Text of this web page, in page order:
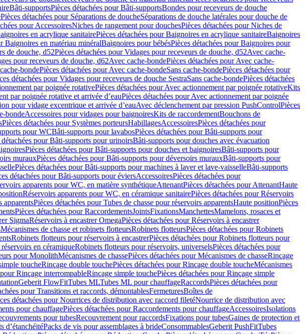
Bâti-supportsPièces détachées pour Bâti-supportsBondes pour receveurs de douche
Pièces détachées pour Séparations de doucheSéparations de douche latérales pour douche de
pour AccessoiresNiches de rangement pour douchesPièces détachées pour Niches de
en acrylique sanitairePièces détachées pour Baignoires en acrylique sanitaireBaignoires
Baignoires en matériau minéralBaignoires pour bébésPièces détachées pour Baignoires pour
de douche, d52Pièces détachées pour Vidages pour receveurs de douche, d52Avec cache-
pour receveurs de douche, d62Avec cache-bondePièces détachées pour Avec cache-
bondePièces détachées pour Avec cache-bondeSans cache-bondePièces détachées pour
détachées pour Vidages pour receveurs de douche SestraSans cache-bondePièces détachées
par poignée rotativePièces détachées pour Avec actionnement par poignée rotativeKits
par poignée rotative et arrivée d’eauPièces détachées pour Avec actionnement par poignée
pour vidage excentrique et arrivée d’eauAvec déclenchement par pression PushControlPièces
bondeAccessoires pour vidages pour baignoiresKits de raccordementBouchons de
Pièces détachées pour Systèmes porteursHabillagesAccessoiresPièces détachées pour
pour WCBâti-supports pour lavabosPièces détachées pour Bâti-supports pour
détachées pour Bâti-supports pour urinoirsBâti-supports pour douches avec évacuation
Pièces détachées pour Bâti-supports pour douches et baignoiresBâti-supports pour
murauxPièces détachées pour Bâti-supports pour déversoirs murauxBâti-supports pour
Pièces détachées pour Bâti-supports pour machines à laver et lave-vaisselleBâti-supports
détachées pour Bâti-supports pour éviersAccessoiresPièces détachées pour
apparents pour WC, en matière synthétiqueAttenantPièces détachées pour AttenantHaute
Réservoirs apparents pour WC, en céramique sanitairePièces détachées pour Réservoirs
apparentsPièces détachées pour Tubes de chasse pour réservoirs apparentsHaute positionPièces
Pièces détachées pour RaccordementsJointsFixationsManchettesMamelons, rosaces et
SigmaRéservoirs à encastrer OmegaPièces détachées pour Réservoirs à encastrer
Mécanismes de chasse et robinets flotteursRobinets flotteursPièces détachées pour Robinets
Robinets flotteurs pour réservoirs à encastrerPièces détachées pour Robinets flotteurs pour
en céramiqueRobinets flotteurs pour réservoirs, universelsPièces détachées pour
pour MonolithMécanismes de chassePièces détachées pour Mécanismes de chasseRinçage
toucheRinçage double touchePièces détachées pour Rinçage double toucheMécanismes
Rinçage interrompableRinçage simple touchePièces détachées pour Rinçage simple
Geberit FlowFitTubes MLTubes ML pour chauffageRaccordsPièces détachées pour
pour Transitions et raccords, démontablesFermeturesBoîtes de
détachées pour Nourrices de distribution avec raccord filetéNourrice de distribution avec
pour chauffagePièces détachées pour Raccordements pour chauffageAccessoiresIsolations
pour tubesRecouvrement pour raccordsFixations pour tubesGaines de protection et
d’étanchéitéPacks de vis pour assemblages à brideConsommablesGeberit PushFitTubes